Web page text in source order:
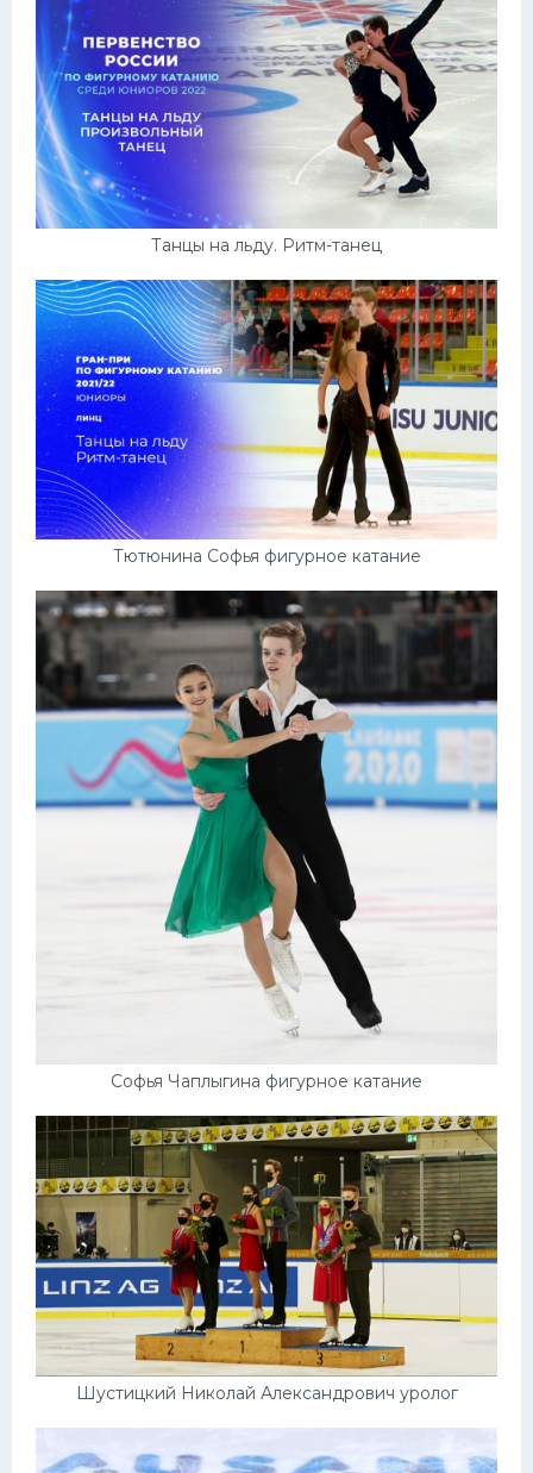
Танцы на льду. Ритм-танец
Тютюнина Софья фигурное катание
Софья Чаплыгина фигурное катание
Шустицкий Николай Александрович уролог